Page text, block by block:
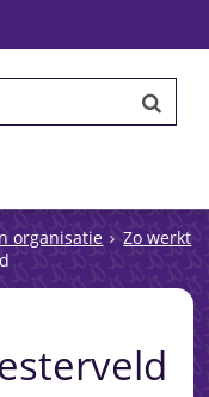
organisatie
Zo werkt